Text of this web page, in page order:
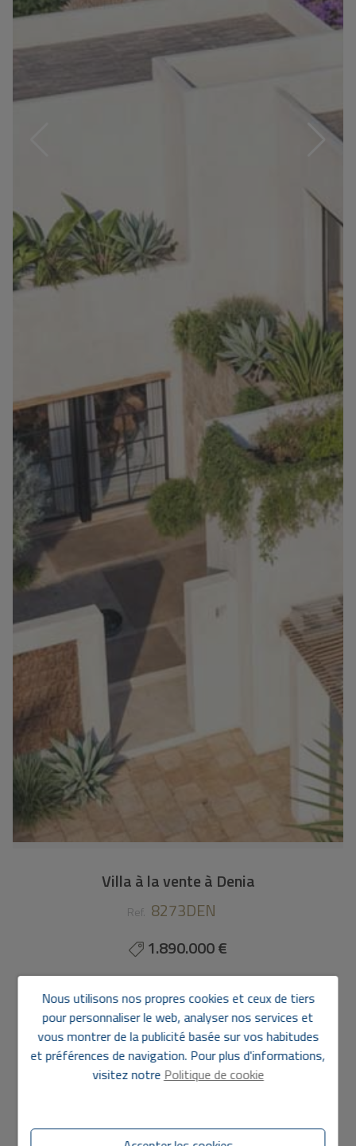
Villa à la vente à Denia
Ref. 8273DEN
1.890.000 €
245 m2 803 m2 4 5
VillaàDenia - Dénia
Idéalement située à deux pas de la mer, dans le
prestigieux quartier de Las Rotas à Dénia, cette
Implantée sur un terrain spacieux de 803 m², la maison
Nous utilisons nos propres cookies et ceux de tiers
pour personnaliser le web, analyser nos services et
vous montrer de la publicité basée sur vos habitudes
et préférences de navigation. Pour plus d'informations,
visitez notre Politique de cookie